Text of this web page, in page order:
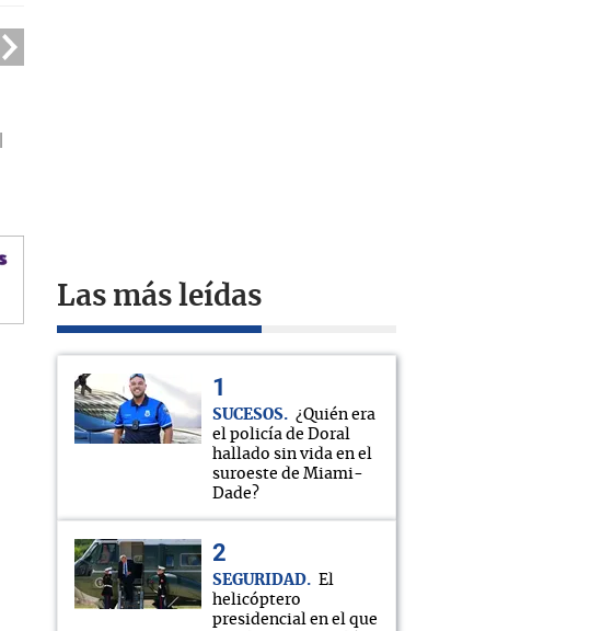
Las más leídas
SUCESOS
¿Quién era
el policía de Doral
hallado sin vida en el
suroeste de Miami-
Dade?
SEGURIDAD
El
helicóptero
presidencial en el que